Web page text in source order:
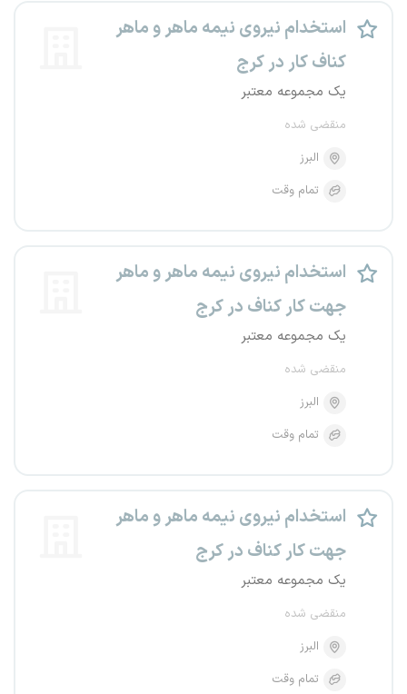
استخدام نیروی نیمه ماهر و ماهر
کناف کار در کرج
یک مجموعه معتبر
منقضی شده
البرز
تمام وقت
استخدام نیروی نیمه ماهر و ماهر
جهت کار کناف در کرج
یک مجموعه معتبر
منقضی شده
البرز
تمام وقت
استخدام نیروی نیمه ماهر و ماهر
جهت کار کناف در کرج
یک مجموعه معتبر
منقضی شده
البرز
تمام وقت